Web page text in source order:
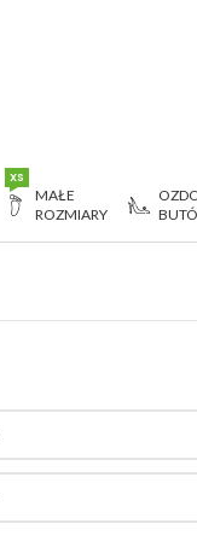
MAŁE
ROZMIARY
XS